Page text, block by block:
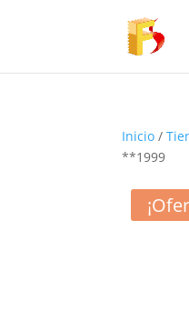
Inicio /
**1999